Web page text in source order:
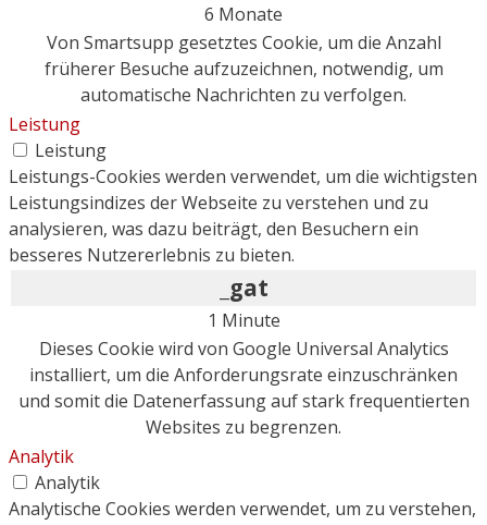
6 Monate
Von Smartsupp gesetztes Cookie, um die Anzahl
früherer Besuche aufzuzeichnen, notwendig, um
automatische Nachrichten zu verfolgen.
Leistung
Leistung
Leistungs-Cookies werden verwendet, um die wichtigsten
Leistungsindizes der Webseite zu verstehen und zu
analysieren, was dazu beiträgt, den Besuchern ein
besseres Nutzererlebnis zu bieten.
_gat
1 Minute
Dieses Cookie wird von Google Universal Analytics
installiert, um die Anforderungsrate einzuschränken
und somit die Datenerfassung auf stark frequentierten
Websites zu begrenzen.
Analytik
Analytik
Analytische Cookies werden verwendet, um zu verstehen,